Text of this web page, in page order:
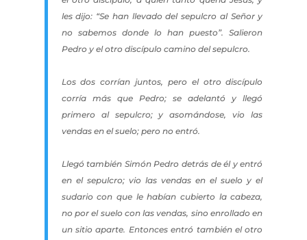
les dijo: “Se han llevado del sepulcro al Señor y
no sabemos donde lo han puesto”. Salieron
Pedro y el otro discípulo camino del sepulcro.
Los dos corrían juntos, pero el otro discípulo
corría más que Pedro; se adelantó y llegó
primero al sepulcro; y asomándose, vio las
vendas en el suelo; pero no entró.
Llegó también Simón Pedro detrás de él y entró
en el sepulcro; vio las vendas en el suelo y el
sudario con que le habían cubierto la cabeza,
no por el suelo con las vendas, sino enrollado en
un sitio aparte. Entonces entró también el otro